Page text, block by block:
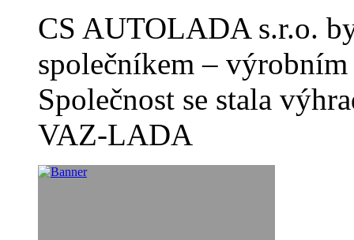
CS AUTOLADA s.r.o.
společníkem –
Společnost se stala
VAZ-LADA